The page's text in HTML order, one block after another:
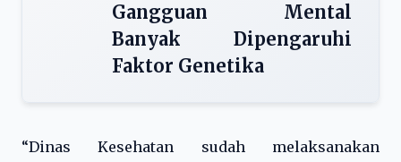
Gangguan Mental
Banyak Dipengaruhi
Faktor Genetika
“Dinas Kesehatan sudah melaksanakan